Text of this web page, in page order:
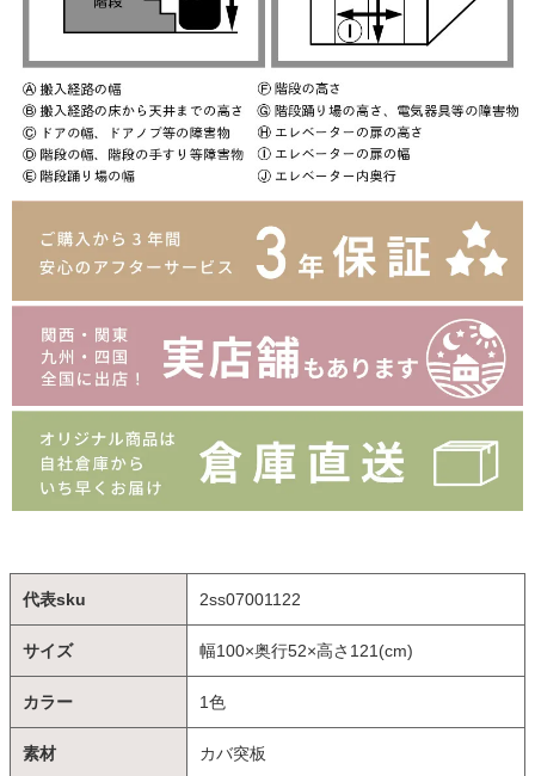
代表sku 2ss07001122
サイズ 幅100×奥行52×高さ121(cm)
カラー 1色
素材 カバ突板